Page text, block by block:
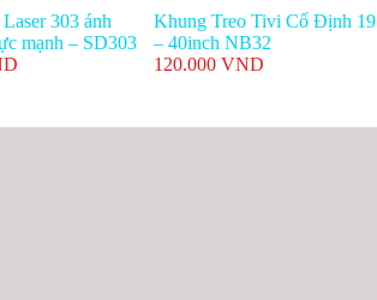
303 ánh
mạnh – SD303
Khung Treo Tivi Cố Định 19
– 40inch NB32
120.000 VND